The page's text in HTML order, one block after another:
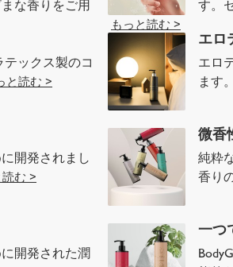
な香りをご用
す。
もっと読む >
ックス製のコ
と読む >
エロ
エロ
ます
開発されまし
読む >
微香
純粋
香り
開発された潤
一つ